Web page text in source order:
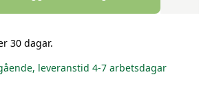
30 dagar.
leveranstid 4-7 arbetsdagar